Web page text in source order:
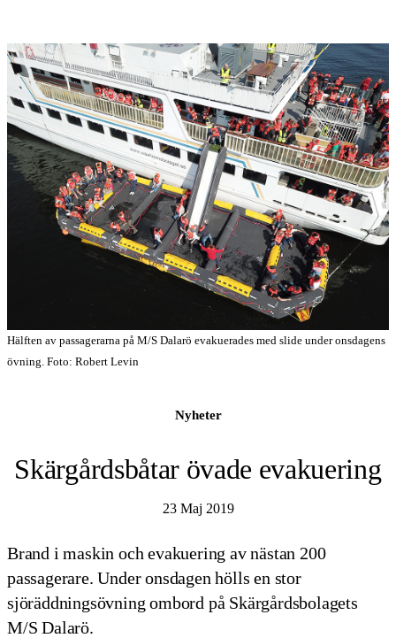
Hälften av passagerarna på M/S Dalarö evakuerades med slide under onsdagens
övning. Foto: Robert Levin
Nyheter
Skärgårdsbåtar övade evakuering
23 Maj 2019
Brand i maskin och evakuering av nästan 200
passagerare. Under onsdagen hölls en stor
sjöräddningsövning ombord på Skärgårdsbolagets
M/S Dalarö.